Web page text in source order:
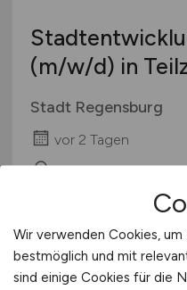
(m/w/d) in
Stadt Regensburg
vor 2 Tagen
Regensburg
Wir verwenden Cookies,
bestmöglich und mit
sind einige Cookies für die